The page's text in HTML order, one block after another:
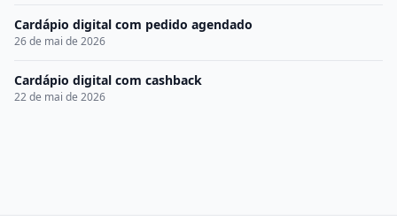
Cardápio digital com pedido agendado
26 de mai de 2026
Cardápio digital com cashback
22 de mai de 2026